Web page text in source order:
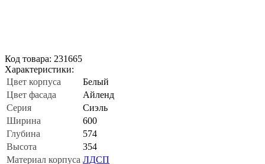
Код товара: 231665
Характеристики:
Цвет корпуса
Белый
Цвет фасада
Айленд
Серия
Сиэль
Ширина
600
Глубина
574
Высота
354
Материал корпуса ЛДСП